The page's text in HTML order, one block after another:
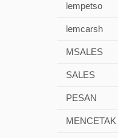
lempetso
lemcarsh
MSALES
SALES
PESAN
MENCETAK